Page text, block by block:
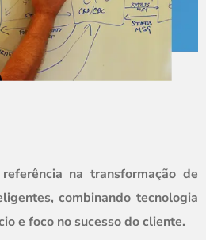
na transformação de
combinando tecnologia
e foco no sucesso do cliente.